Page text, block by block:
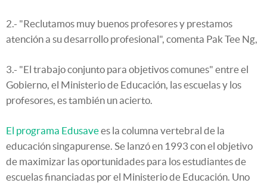
2.- "Reclutamos muy buenos profesores y prestamos
atención a su desarrollo profesional", comenta Pak Tee Ng
3.- "El trabajo conjunto para objetivos comunes" entre el
Gobierno, el Ministerio de Educación, las escuelas y los
profesores, es también un acierto.
El programa Edusavees la columna vertebral de la
educación singapurense. Se lanzó en 1993 con el objetivo
de maximizar las oportunidades para los estudiantes de
escuelas financiadas por el Ministerio de Educación. Uno